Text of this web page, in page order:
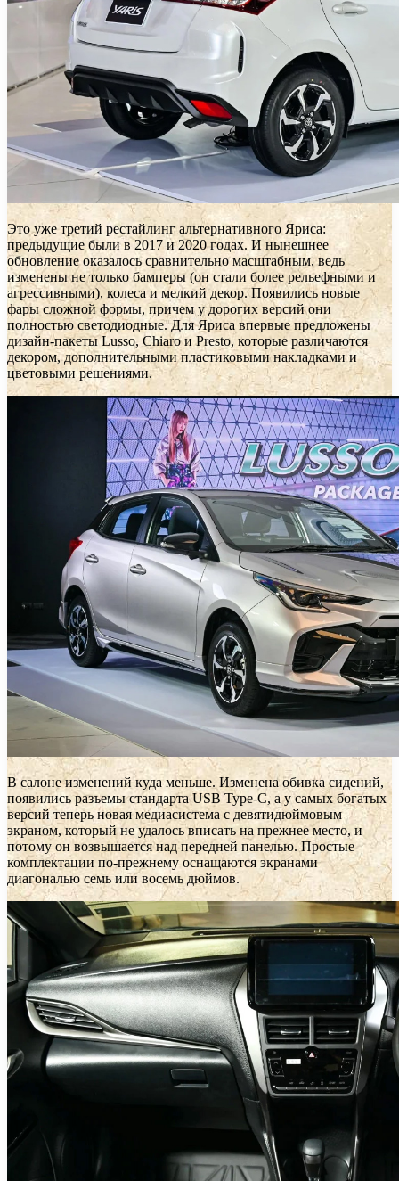
Это уже третий рестайлинг альтернативного Яриса:
предыдущие были в 2017 и 2020 годах. И нынешнее
обновление оказалось сравнительно масштабным, ведь
изменены не только бамперы (он стали более рельефными и
агрессивными), колеса и мелкий декор. Появились новые
фары сложной формы, причем у дорогих версий они
полностью светодиодные. Для Яриса впервые предложены
дизайн-пакеты Lusso, Chiaro и Presto, которые различаются
декором, дополнительными пластиковыми накладками и
цветовыми решениями.
В салоне изменений куда меньше. Изменена обивка сидений,
появились разъемы стандарта USB Type-C, а у самых богатых
версий теперь новая медиасистема с девятидюймовым
экраном, который не удалось вписать на прежнее место, и
потому он возвышается над передней панелью. Простые
комплектации по-прежнему оснащаются экранами
диагональю семь или восемь дюймов.